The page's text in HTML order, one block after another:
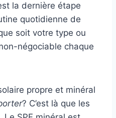
la dernière étape
quotidienne de
soit votre type ou
négociable chaque
propre et minéral
? C’est là que les